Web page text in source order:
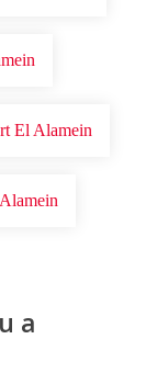
El Alamein
a